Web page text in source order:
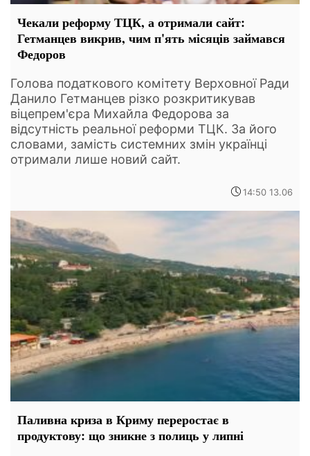
Чекали реформу ТЦК, а отримали сайт:
Гетманцев викрив, чим п'ять місяців займався
Федоров
Голова податкового комітету Верховної Ради
Данило Гетманцев різко розкритикував
віцепрем'єра Михайла Федорова за
відсутність реальної реформи ТЦК. За його
словами, замість системних змін українці
отримали лише новий сайт.
14:50 13.06
Паливна криза в Криму переростає в
продуктову: що зникне з полиць у липні